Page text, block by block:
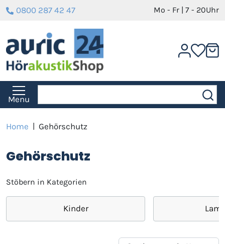
0800 287 42 47 Mo - Fr | 7 - 20Uhr
Menu
Home | Gehörschutz
Gehörschutz
Stöbern in Kategorien
Kinder